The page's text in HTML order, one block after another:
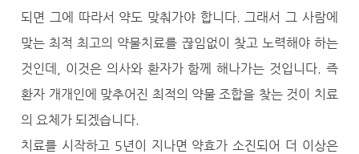
되면 그에 따라서 약도 맞춰가야 합니다. 그래서 그 사람에
맞는 최적 최고의 약물치료를 끊임없이 찾고 노력해야 하는
것인데, 이것은 의사와 환자가 함께 해나가는 것입니다. 즉
환자 개개인에 맞추어진 최적의 약물 조합을 찾는 것이 치료
의 요체가 되겠습니다.
치료를 시작하고 5년이 지나면 약효가 소진되어 더 이상은